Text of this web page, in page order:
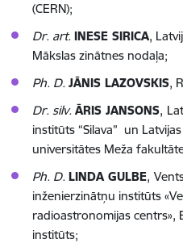
(CERN);
Dr. art. INESE SIRICA,
Mākslas zinātnes nodaļa;
Ph. D. JĀNIS LAZOVSKIS,
Dr. silv. ĀRIS JANSONS,
institūts “Silava” un
universitātes Meža
Ph. D. LINDA GULBE,
inženierzinātņu institūts
radioastronomijas
institūts;